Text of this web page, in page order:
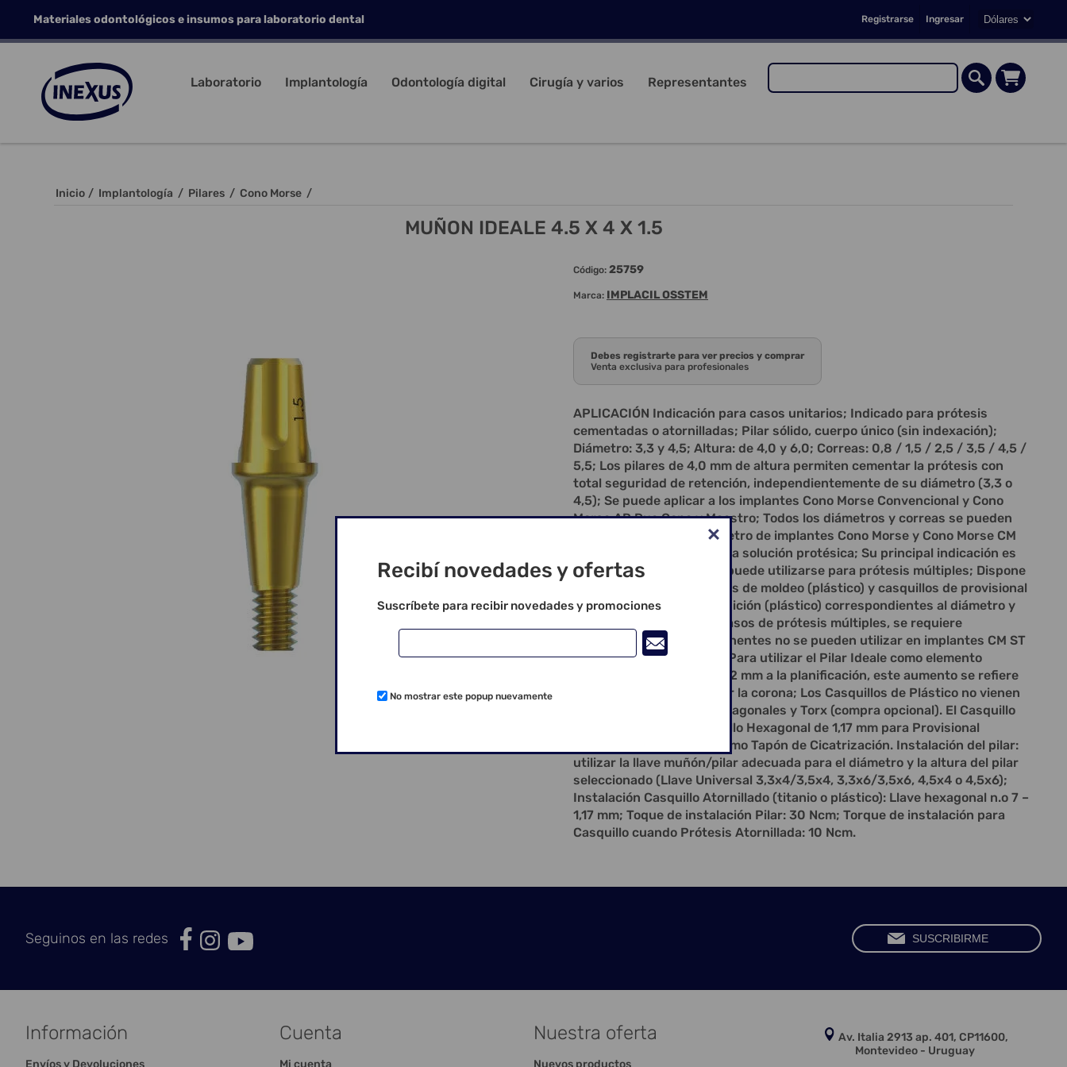
Registrarse Ingresar
Materiales odontológicos e insumos para laboratorio dental
Laboratorio Implantología Odontología digital Cirugía y varios Representantes
Inicio / Implantología / Pilares / Cono Morse /
MUÑON IDEALE 4.5 X 4 X 1.5
Código: 25759
Marca: IMPLACIL OSSTEM
Debes registrarte para ver precios y comprar
Venta exclusiva para profesionales
APLICACIÓN Indicación para casos unitarios; Indicado para prótesis
cementadas o atornilladas; Pilar sólido, cuerpo único (sin indexación);
Diámetro: 3,3 y 4,5; Altura: de 4,0 y 6,0; Correas: 0,8 / 1,5 / 2,5 / 3,5 / 4,5 /
5,5; Los pilares de 4,0 mm de altura permiten cementar la prótesis con
total seguridad de retención, independientemente de su diámetro (3,3 o
4,5); Se puede aplicar a los implantes Cono Morse Convencional y Cono
Morse AR Due Cone y Maestro; Todos los diámetros y correas se pueden
utilizar en cualquier diámetro de implantes Cono Morse y Cono Morse CM
AR y Maestro, facilitando la solución protésica; Su principal indicación es
para prótesis unitarias y puede utilizarse para prótesis múltiples; Dispone
de análogos, transferentes de moldeo (plástico) y casquillos de provisional
atornillado (titanio) y fundición (plástico) correspondientes al diámetro y
altura de los pilares; En casos de prótesis múltiples, se requiere
paralelismo; Estos componentes no se pueden utilizar en implantes CM ST
Cono Morse de 5 y 6 mm; Para utilizar el Pilar Ideale como elemento
atornillado, debe agregar 2 mm a la planificación, este aumento se refiere
al uso del tornillo para fijar la corona; Los Casquillos de Plástico no vienen
con tornillos, tornillos Hexagonales y Torx (compra opcional). El Casquillo
Titanio viene con un Tornillo Hexagonal de 1,17 mm para Provisional
Atornillado o para usar como Tapón de Cicatrización. Instalación del pilar:
utilizar la llave muñón/pilar adecuada para el diámetro y la altura del pilar
seleccionado (Llave Universal 3,3x4/3,5x4, 3,3x6/3,5x6, 4,5x4 o 4,5x6);
Instalación Casquillo Atornillado (titanio o plástico): Llave hexagonal n.o 7 –
1,17 mm; Toque de instalación Pilar: 30 Ncm; Torque de instalación para
Casquillo cuando Prótesis Atornillada: 10 Ncm.
Seguinos en las redes
Información Cuenta Nuestra oferta
Av. Italia 2913 ap. 401, CP11600,
Montevideo - Uruguay
Recibí novedades y ofertas
Suscríbete para recibir novedades y promociones
No mostrar este popup nuevamente